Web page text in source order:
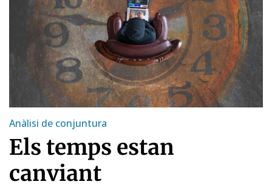
Anàlisi de conjuntura
Els temps estan
canviant